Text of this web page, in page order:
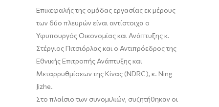
Επικεφαλής της ομάδας εργασίας εκ μέρους
των δύο πλευρών είναι αντίστοιχα ο
Υφυπουργός Οικονομίας και Ανάπτυξης κ.
Στέργιος Πιτσιόρλας και ο Αντιπρόεδρος της
Εθνικής Επιτροπής Ανάπτυξης και
Μεταρρυθμίσεων της Κίνας (NDRC), κ. Ning
Jizhe.
Στο πλαίσιο των συνομιλιών, συζητήθηκαν οι